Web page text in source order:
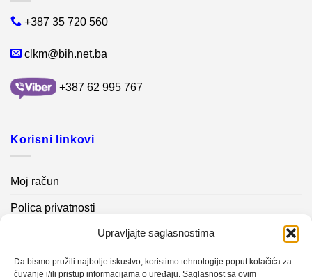
Upravljajte saglasnostima
Da bismo pružili najbolje iskustvo, koristimo tehnologije poput kolačića za
čuvanje i/ili pristup informacijama o uređaju. Saglasnost sa ovim
+387 35 720 560
clkm@bih.net.ba
+387 62 995 767
Korisni linkovi
Moj račun
Polica privatnosti
Kontakt info